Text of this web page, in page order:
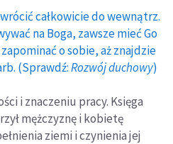
całkowicie do wewnątrz.
na Boga, zawsze mieć Go
o sobie, aż znajdzie
(Sprawdź:Rozwój duchowy)
i znaczeniu pracy. Księga
mężczyznę i kobietę
ziemi i czynienia jej